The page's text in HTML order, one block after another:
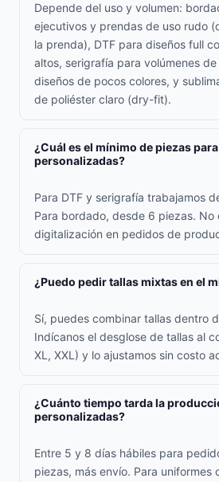
Depende del uso y volumen:
ejecutivos y prendas de uso rudo
la prenda), DTF para diseños full
altos, serigrafía para volúmenes
diseños de pocos colores, y
de poliéster claro (dry-fit).
¿Cuál es el mínimo de piezas
personalizadas?
Para DTF y serigrafía trabajamos
Para bordado, desde 6 piezas.
digitalización en pedidos de
¿Puedo pedir tallas mixtas en el
Sí, puedes combinar tallas dentro
Indícanos el desglose de tallas al
XL, XXL) y lo ajustamos sin costo
¿Cuánto tiempo tarda la
personalizadas?
Entre 5 y 8 días hábiles para
piezas, más envío. Para uniformes